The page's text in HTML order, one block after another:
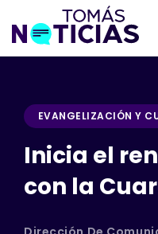
EVANGELIZACIÓN Y
Inicia el
con la